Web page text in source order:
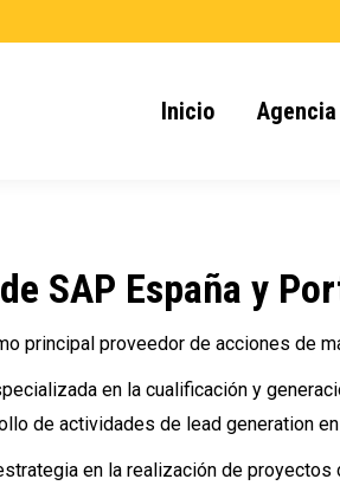
Inicio Agencia
SAP España y
principal proveedor de acciones de
en la cualificación y
de actividades de lead generation
en la realización de